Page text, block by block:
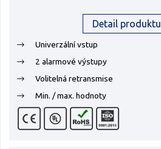
Detail produktu
Univerzální vstup
2 alarmové výstupy
Volitelná retransmise
Min. / max. hodnoty